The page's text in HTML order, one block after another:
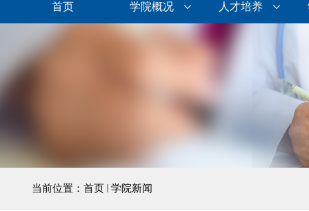
首页 学院概况 人才培养
当前位置：首页 学院新闻